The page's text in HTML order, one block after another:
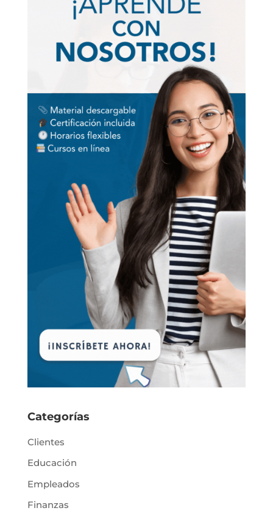
Categorías
Clientes
Educación
Empleados
Finanzas